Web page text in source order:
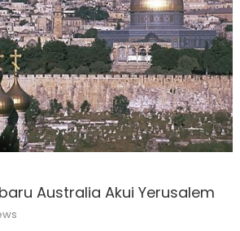
Australia Akui Yerusalem